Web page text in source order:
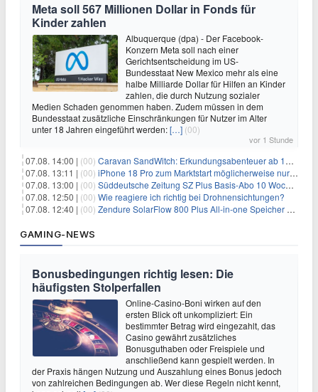
Meta soll 567 Millionen Dollar in Fonds für
Kinder zahlen
Albuquerque (dpa) - Der Facebook-
Konzern Meta soll nach einer
Gerichtsentscheidung im US-
Bundesstaat New Mexico mehr als eine
halbe Milliarde Dollar für Hilfen an Kinder
zahlen, die durch Nutzung sozialer
Medien Schaden genommen haben. Zudem müssen in dem
Bundesstaat zusätzliche Einschränkungen für Nutzer im Alter
unter 18 Jahren eingeführt werden:[…] (00)
vor 1 Stunde
07.08. 14:00 | (00) Caravan SandWitch: Erkundungsabenteuer ab 13.08. gratis im Epic Games Store
07.08. 13:11 | (00) iPhone 18 Pro zum Marktstart möglicherweise nur begrenzt verfügbar
07.08. 13:00 | (00) Süddeutsche Zeitung SZ Plus Basis-Abo 10 Wochen für 10€
07.08. 12:50 | (00) Wie reagiere ich richtig bei Drohnensichtungen?
07.08. 12:40 | (00) Zendure SolarFlow 800 Plus All-in-one Speicher + Zusatzspeicher AB2000L für 618,96€ – 3,84kWh fürs Balkonkraftwerk
GAMING-NEWS
Bonusbedingungen richtig lesen: Die
häufigsten Stolperfallen
Online-Casino-Boni wirken auf den
ersten Blick oft unkompliziert: Ein
bestimmter Betrag wird eingezahlt, das
Casino gewährt zusätzliches
Bonusguthaben oder Freispiele und
anschließend kann gespielt werden. In
der Praxis hängen Nutzung und Auszahlung eines Bonus jedoch
von zahlreichen Bedingungen ab. Wer diese Regeln nicht kennt,